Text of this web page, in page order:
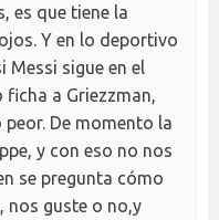
es que tiene la
Y en lo deportivo
Messi sigue en el
a Griezzman,
De momento la
y con eso no nos
se pregunta cómo
nos guste o no,y